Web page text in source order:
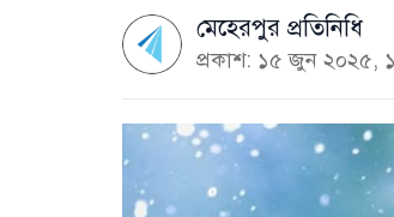
মেহেরপুর প্রতিনিধি
প্রকাশ: ১৫ জুন ২০২৫,